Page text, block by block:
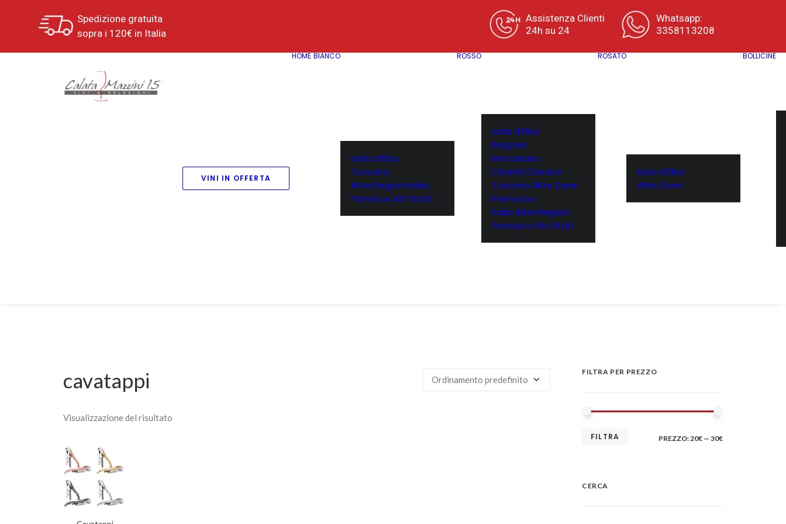
Spedizione gratuita
sopra i 120€ in Italia
Whatsapp:
3358113208
Assistenza Clienti
24h su 24
VINI IN OFFERTA
HOME BIANCO
Isola d’Elba
Toscana
Altre Regioni Italia
Francia e Altri Stati
ROSSO
Isola d’Elba
Bolgheri
Montalcino
Chianti Classico
Toscana Altre Zone
Piemonte
Italia Altre Regioni
Francia e Altri Stati
ROSATO
Isola d’Elba
Altre Zone
BOLLICINE
cavatappi
Visualizzazione del risultato
SCEGLI
FILTRA PER PREZZO
PREZZO
PREZZO
FILTRA PREZZO: 20€ — 30€
CERCA